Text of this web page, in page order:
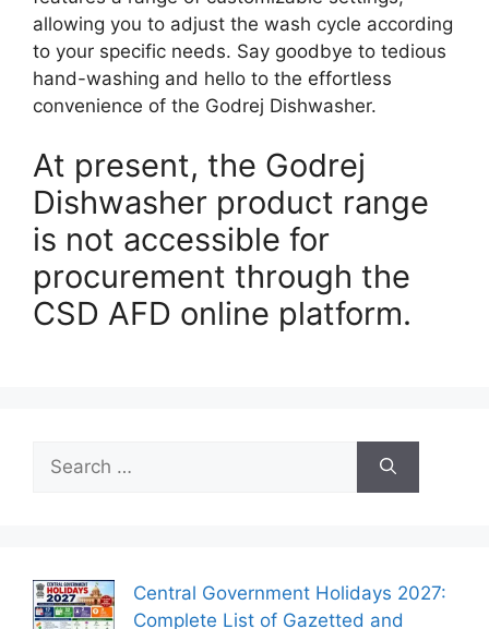
allowing you to adjust the wash cycle according
to your specific needs. Say goodbye to tedious
hand-washing and hello to the effortless
convenience of the Godrej Dishwasher.
At present, the Godrej
Dishwasher product range
is not accessible for
procurement through the
CSD AFD online platform.
Search
for:
Central Government Holidays 2027:
Complete List of Gazetted and